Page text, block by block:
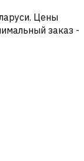
Цены
заказ -